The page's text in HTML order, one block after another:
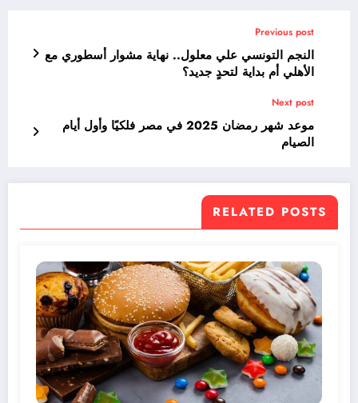
Previous post
النجم التونسي علي معلول.. نهاية مشوار أسطوري مع
الأهلي أم بداية لتحدٍ جديد؟
Next post
موعد شهر رمضان 2025 في مصر فلكيًا وأول أيام
الصيام
RELATED POSTS